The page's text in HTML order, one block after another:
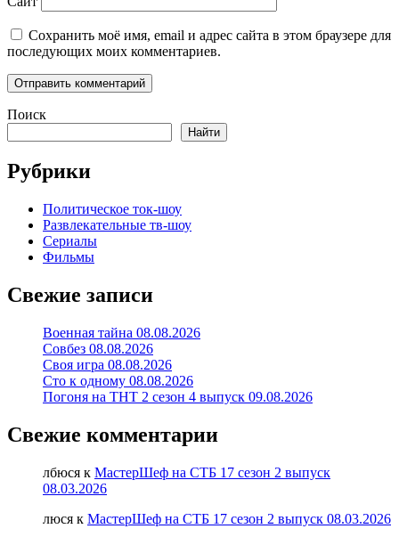
Сохранить моё имя, email и адрес сайта в этом браузере для
последующих моих комментариев.
Поиск
Найти
Рубрики
Политическое ток-шоу
Развлекательные тв-шоу
Сериалы
Фильмы
Свежие записи
Военная тайна 08.08.2026
Совбез 08.08.2026
Своя игра 08.08.2026
Сто к одному 08.08.2026
Погоня на ТНТ 2 сезон 4 выпуск 09.08.2026
Свежие комментарии
лбюся к МастерШеф на СТБ 17 сезон 2 выпуск
08.03.2026
люся к МастерШеф на СТБ 17 сезон 2 выпуск 08.03.2026